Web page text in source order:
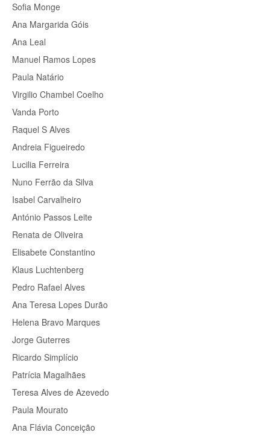
Sofia Monge
Ana Margarida Góis
Ana Leal
Manuel Ramos Lopes
Paula Natário
Virgilio Chambel Coelho
Vanda Porto
Raquel S Alves
Andreia Figueiredo
Lucilia Ferreira
Nuno Ferrão da Silva
Isabel Carvalheiro
António Passos Leite
Renata de Oliveira
Elisabete Constantino
Klaus Luchtenberg
Pedro Rafael Alves
Ana Teresa Lopes Durão
Helena Bravo Marques
Jorge Guterres
Ricardo Simplício
Patrícia Magalhães
Teresa Alves de Azevedo
Paula Mourato
Ana Flávia Conceição